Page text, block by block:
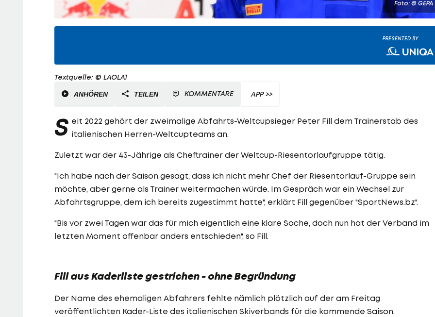
Foto: © GEPA
PRESENTED BY
Textquelle: © LAOLA1
ANHÖREN TEILEN KOMMENTARE APP >>
S eit 2022 gehört der zweimalige Abfahrts-Weltcupsieger Peter Fill dem Trainerstab des
italienischen Herren-Weltcupteams an.
Zuletzt war der 43-Jährige als Cheftrainer der Weltcup-Riesentorlaufgruppe tätig.
"Ich habe nach der Saison gesagt, dass ich nicht mehr Chef der Riesentorlauf-Gruppe sein
möchte, aber gerne als Trainer weitermachen würde. Im Gespräch war ein Wechsel zur
Abfahrtsgruppe, dem ich bereits zugestimmt hatte", erklärt Fill gegenüber "SportNews.bz".
"Bis vor zwei Tagen war das für mich eigentlich eine klare Sache, doch nun hat der Verband im
letzten Moment offenbar anders entschieden", so Fill.
Fill aus Kaderliste gestrichen - ohne Begründung
Der Name des ehemaligen Abfahrers fehlte nämlich plötzlich auf der am Freitag
veröffentlichten Kader-Liste des italienischen Skiverbands für die kommende Saison.